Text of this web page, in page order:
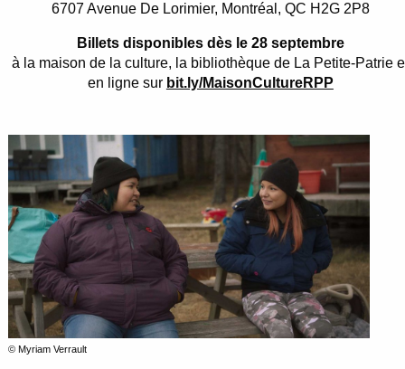
6707 Avenue De Lorimier, Montréal, QC H2G 2P8
Billets disponibles dès le 28 septembre
à la maison de la culture, la bibliothèque de La Petite-Patrie
en ligne sur bit.ly/MaisonCultureRPP
© Myriam Verrault